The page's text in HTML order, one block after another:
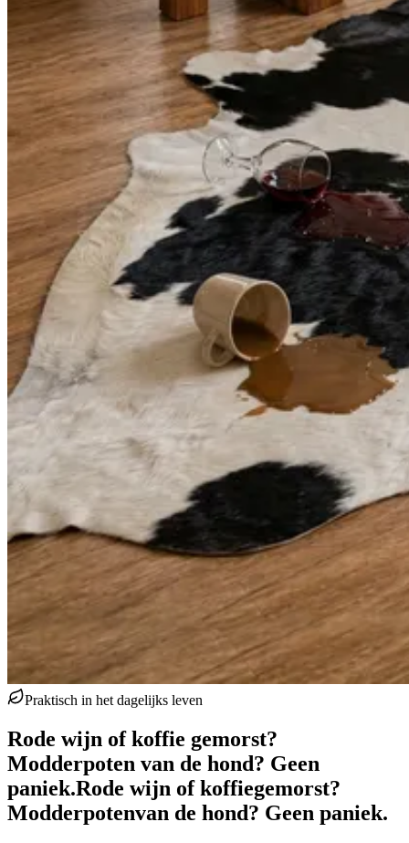
Praktisch in het dagelijks leven
Rode wijn of koffie gemorst?
Modderpoten van de hond? Geen
paniek.Rode wijn of koffiegemorst?
Modderpotenvan de hond? Geen paniek.